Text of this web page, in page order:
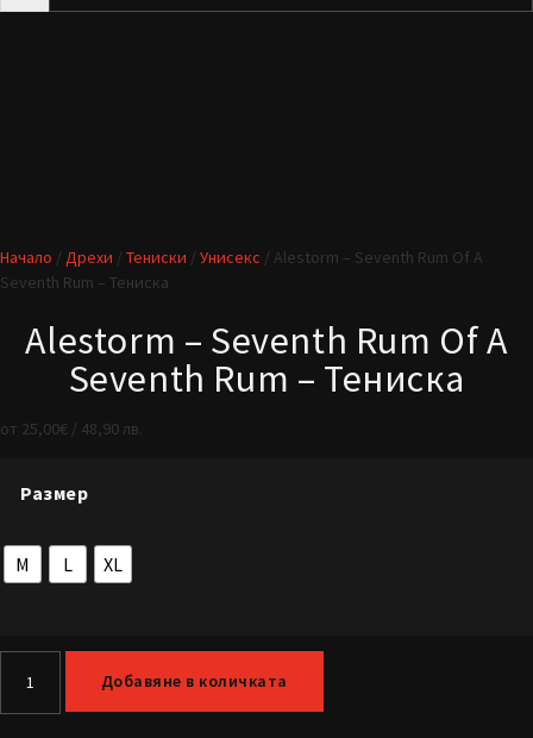
Начало / Дрехи / Тениски / Унисекс / Alestorm – Seventh Rum Of A
Seventh Rum – Тениска
Alestorm – Seventh Rum Of A
Seventh Rum – Тениска
от 25,00€ / 48,90 лв.
Размер
M L XL
Добавяне в количката